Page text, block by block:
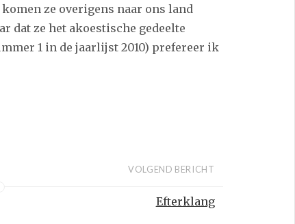
ze overigens naar ons land
dat ze het akoestische gedeelte
1 in de jaarlijst 2010) prefereer ik
VOLGEND BERICHT
Efterklang